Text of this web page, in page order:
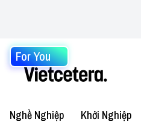
For You
Nghề Nghiệp Khởi Nghiệp